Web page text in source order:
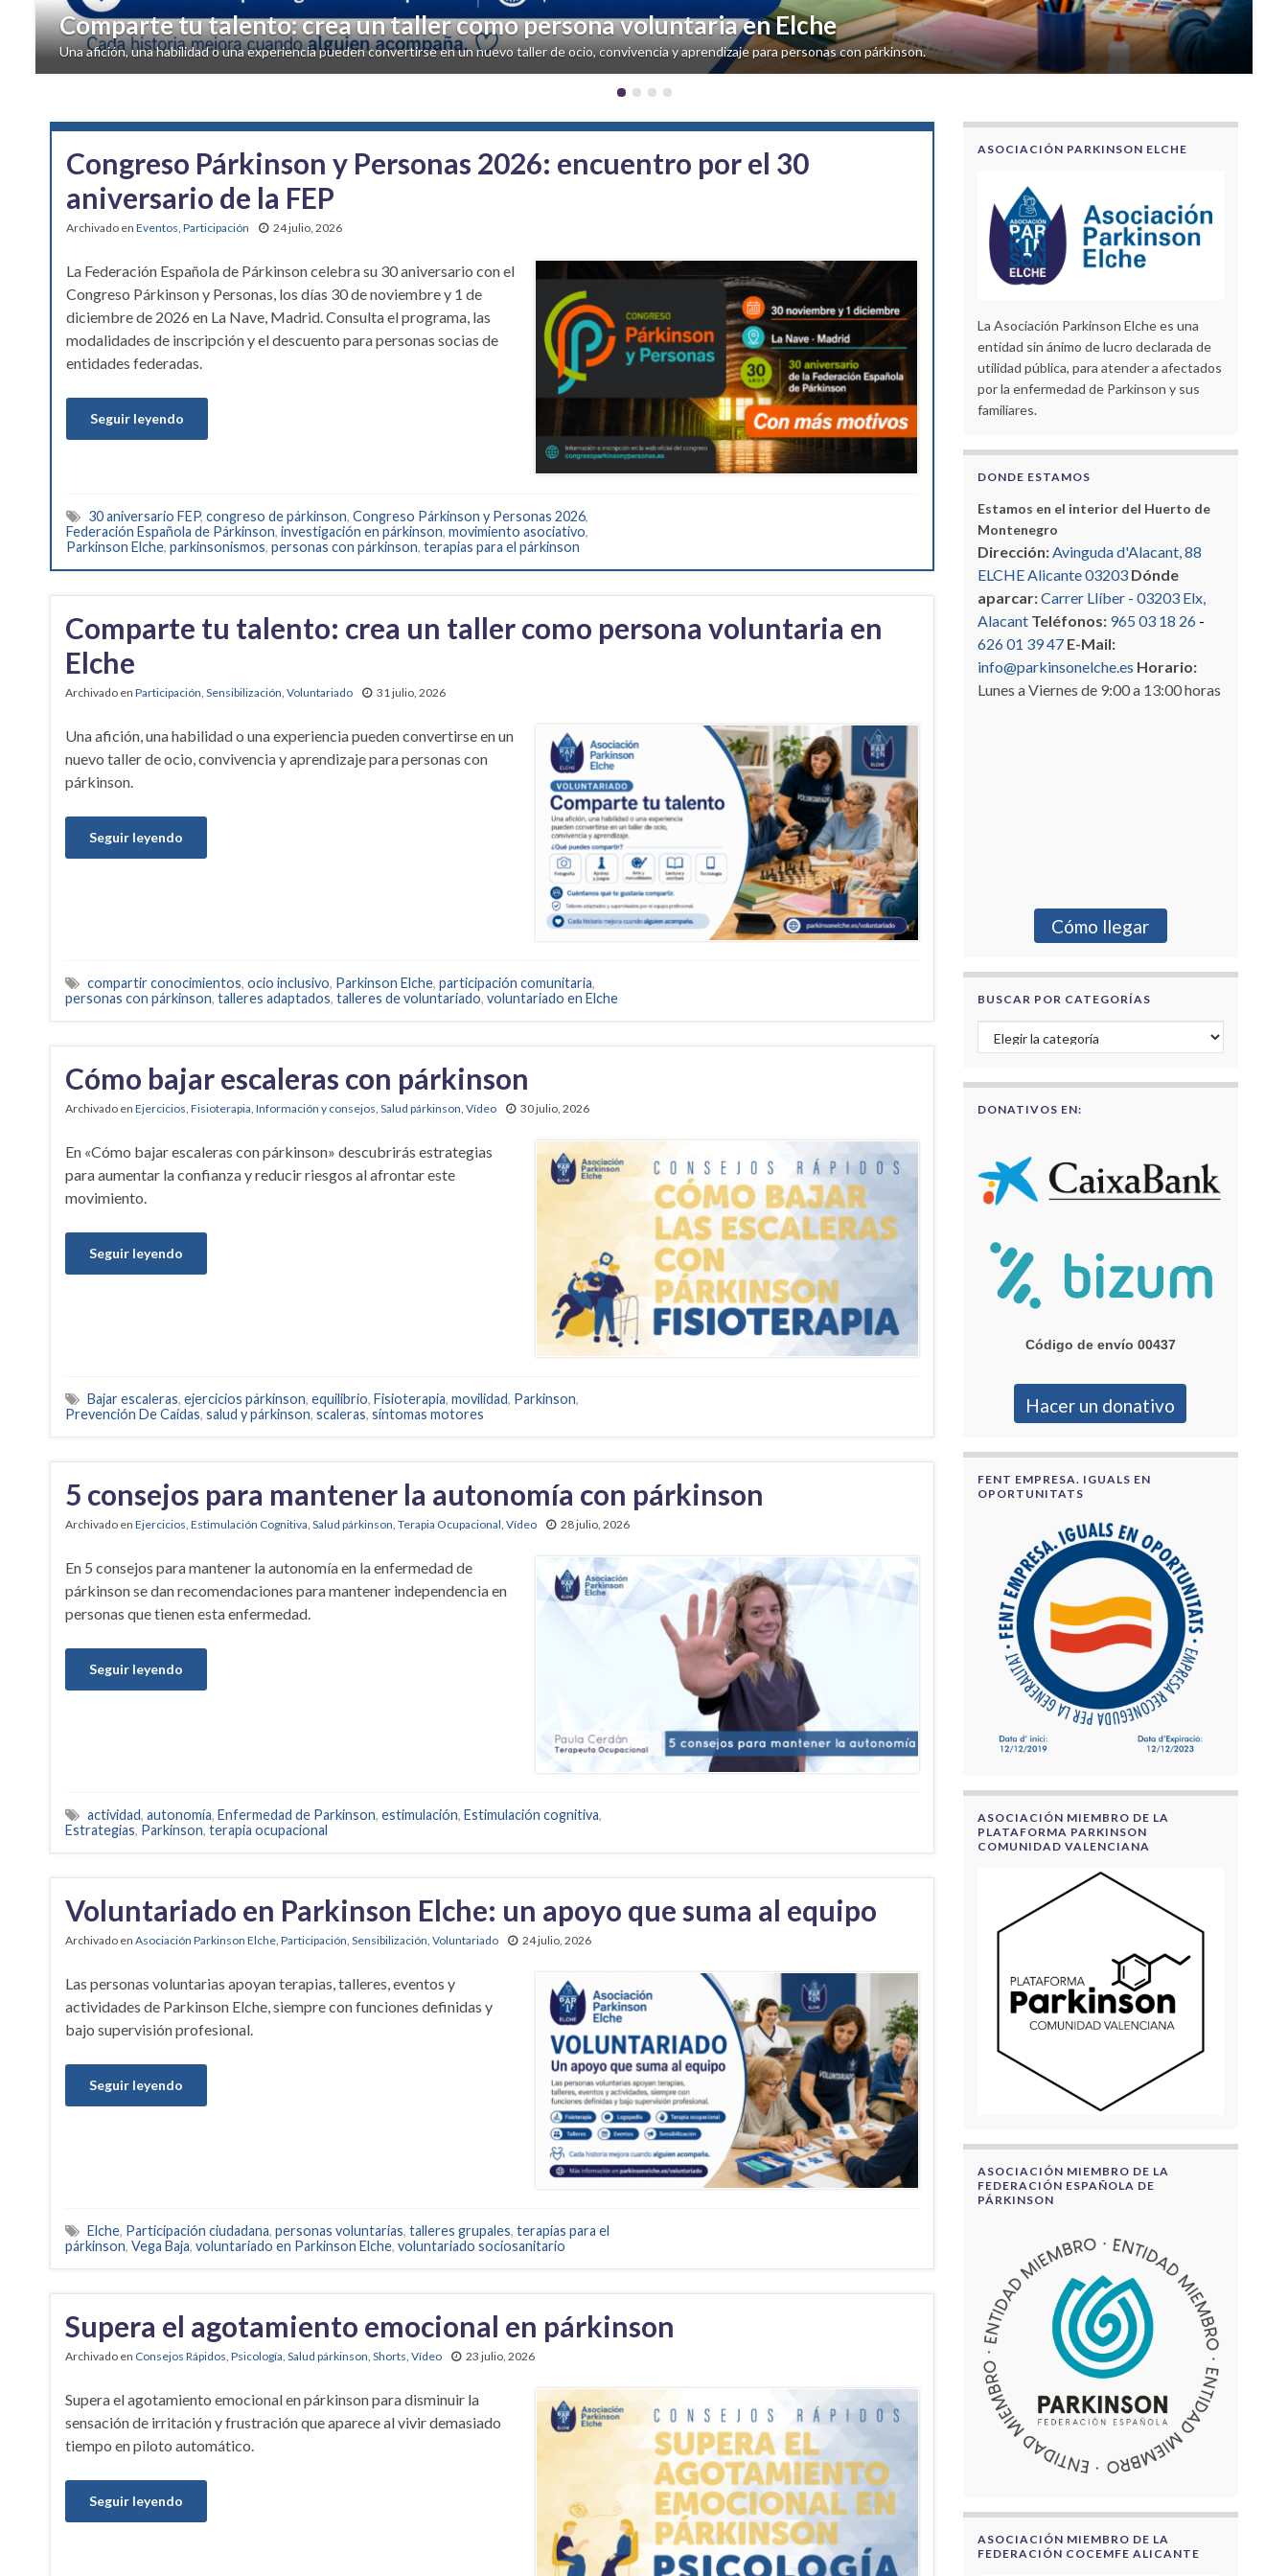
Comparte tu talento: crea un taller como persona voluntaria en Elche
Una afición, una habilidad o una experiencia pueden convertirse en un nuevo taller de ocio, convivencia y aprendizaje para personas con párkinson.
Congreso Párkinson y Personas 2026: encuentro por el 30
aniversario de la FEP
Archivado en Eventos, Participación 24 julio, 2026
La Federación Española de Párkinson celebra su 30 aniversario con el
Congreso Párkinson y Personas, los días 30 de noviembre y 1 de
diciembre de 2026 en La Nave, Madrid. Consulta el programa, las
modalidades de inscripción y el descuento para personas socias de
entidades federadas.
Seguir leyendo
30 aniversario FEP, congreso de párkinson, Congreso Párkinson y Personas 2026,
Federación Española de Párkinson, investigación en párkinson, movimiento asociativo,
Parkinson Elche, parkinsonismos, personas con párkinson, terapias para el párkinson
Comparte tu talento: crea un taller como persona voluntaria en
Elche
Archivado en Participación, Sensibilización, Voluntariado 31 julio, 2026
Una afición, una habilidad o una experiencia pueden convertirse en un
nuevo taller de ocio, convivencia y aprendizaje para personas con
párkinson.
Seguir leyendo
compartir conocimientos, ocio inclusivo, Parkinson Elche, participación comunitaria,
personas con párkinson, talleres adaptados, talleres de voluntariado, voluntariado en Elche
Cómo bajar escaleras con párkinson
Archivado en Ejercicios Fisioterapia Información y consejos Salud párkinson Vídeo 30 julio, 2026
En «Cómo bajar escaleras con párkinson» descubrirás estrategias
para aumentar la confianza y reducir riesgos al afrontar este
movimiento.
Seguir leyendo
Bajar escaleras, ejercicios párkinson, equilibrio, Fisioterapia, movilidad, Parkinson,
Prevención De Caídas, salud y párkinson, scaleras, síntomas motores
5 consejos para mantener la autonomía con párkinson
Archivado en Ejercicios Estimulación Cognitiva Salud párkinson Terapia Ocupacional Vídeo 28 julio, 2026
En 5 consejos para mantener la autonomía en la enfermedad de
párkinson se dan recomendaciones para mantener independencia en
personas que tienen esta enfermedad.
Seguir leyendo
actividad, autonomía, Enfermedad de Parkinson, estimulación, Estimulación cognitiva,
Estrategias, Parkinson, terapia ocupacional
Voluntariado en Parkinson Elche: un apoyo que suma al equipo
Archivado en Asociación Parkinson Elche Participación Sensibilización Voluntariado 24 julio, 2026
Las personas voluntarias apoyan terapias, talleres, eventos y
actividades de Parkinson Elche, siempre con funciones definidas y
bajo supervisión profesional.
Seguir leyendo
Elche, Participación ciudadana, personas voluntarias, talleres grupales, terapias para el
párkinson, Vega Baja, voluntariado en Parkinson Elche, voluntariado sociosanitario
Supera el agotamiento emocional en párkinson
Archivado en Consejos Rápidos Psicología Salud párkinson Shorts Vídeo 23 julio, 2026
Supera el agotamiento emocional en párkinson para disminuir la
sensación de irritación y frustración que aparece al vivir demasiado
tiempo en piloto automático.
Seguir leyendo
ASOCIACIÓN PARKINSON ELCHE
La Asociación Parkinson Elche es una
entidad sin ánimo de lucro declarada de
utilidad pública, para atender a afectados
por la enfermedad de Parkinson y sus
familiares.
DONDE ESTAMOS
Estamos en el interior del Huerto de
Montenegro
Dirección:Avinguda d'Alacant, 88
ELCHE Alicante 03203 Dónde
aparcar:Carrer Llíber - 03203 Elx,
Alacant Teléfonos: 965 03 18 26-
626 01 39 47 E-Mail:
info@parkinsonelche.es Horario:
Lunes a Viernes de 9:00 a 13:00 horas
Cómo llegar
BUSCAR POR CATEGORÍAS
Buscar por categorías
DONATIVOS EN:
Código de envío 00437
Hacer un donativo
FENT EMPRESA. IGUALS EN
OPORTUNITATS
ASOCIACIÓN MIEMBRO DE LA
PLATAFORMA PARKINSON
COMUNIDAD VALENCIANA
ASOCIACIÓN MIEMBRO DE LA
FEDERACIÓN ESPAÑOLA DE
PÁRKINSON
ASOCIACIÓN MIEMBRO DE LA
FEDERACIÓN COCEMFE ALICANTE